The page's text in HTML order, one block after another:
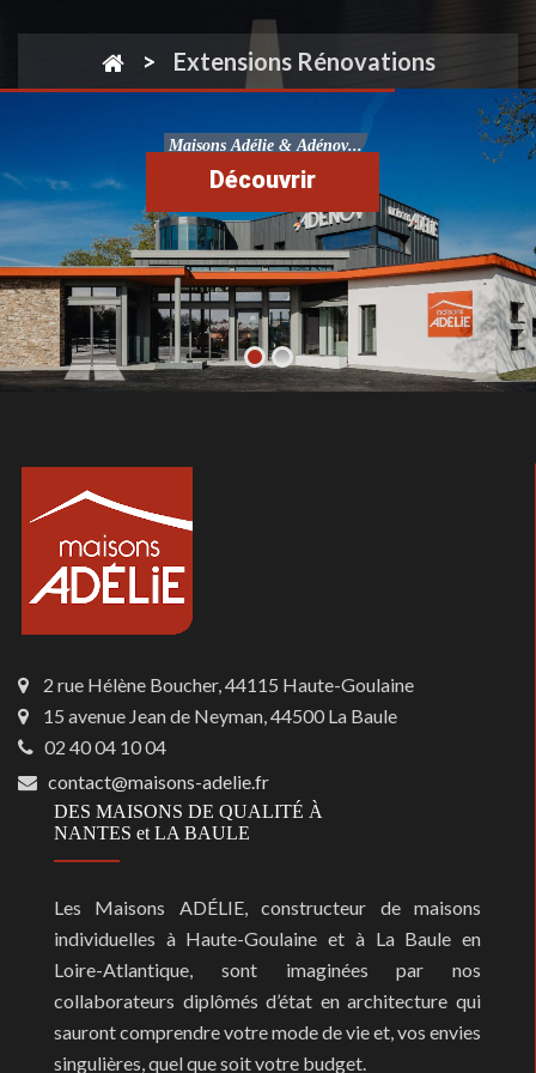
Extensions Rénovations
Maisons Adélie & Adénov...
Découvrir
2 rue Hélène Boucher, 44115 Haute-Goulaine
15 avenue Jean de Neyman, 44500 La Baule
02 40 04 10 04
contact@maisons-adelie.fr
DES MAISONS DE QUALITÉ À
NANTES et LA BAULE
Les Maisons ADÉLIE, constructeur de maisons
individuelles à Haute-Goulaine et à La Baule en
Loire-Atlantique, sont imaginées par nos
collaborateurs diplômés d’état en architecture qui
sauront comprendre votre mode de vie et, vos envies
singulières, quel que soit votre budget.